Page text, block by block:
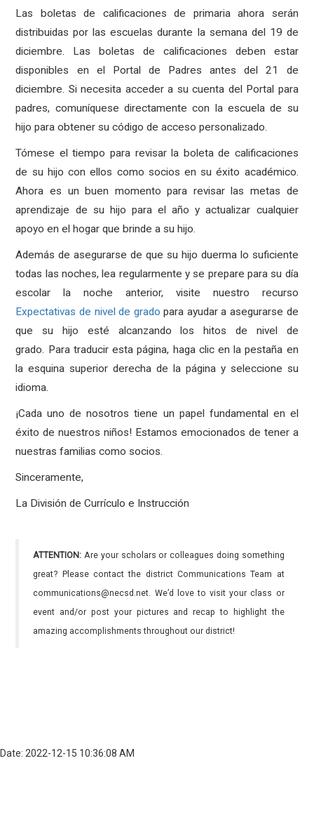
Las boletas de calificaciones de primaria ahora serán
distribuidas por las escuelas durante la semana del 19 de
diciembre. Las boletas de calificaciones deben estar
disponibles en el Portal de Padres antes del 21 de
diciembre. Si necesita acceder a su cuenta del Portal para
padres, comuníquese directamente con la escuela de su
hijo para obtener su código de acceso personalizado.
Tómese el tiempo para revisar la boleta de calificaciones
de su hijo con ellos como socios en su éxito académico.
Ahora es un buen momento para revisar las metas de
aprendizaje de su hijo para el año y actualizar cualquier
apoyo en el hogar que brinde a su hijo.
Además de asegurarse de que su hijo duerma lo suficiente
todas las noches, lea regularmente y se prepare para su día
escolar la noche anterior, visite nuestro recurso
Expectativas de nivel de grado para ayudar a asegurarse de
que su hijo esté alcanzando los hitos de nivel de
grado. Para traducir esta página, haga clic en la pestaña en
la esquina superior derecha de la página y seleccione su
idioma.
¡Cada uno de nosotros tiene un papel fundamental en el
éxito de nuestros niños! Estamos emocionados de tener a
nuestras familias como socios.
Sinceramente,
La División de Currículo e Instrucción
ATTENTION: Are your scholars or colleagues doing something
great? Please contact the district Communications Team at
communications@necsd.net. We’d love to visit your class or
event and/or post your pictures and recap to highlight the
amazing accomplishments throughout our district!
Date: 2022-12-15 10:36:08 AM